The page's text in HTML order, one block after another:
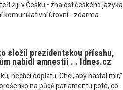
žijí v Česku • znalost českého jazyka
komunikativní úrovni... zdarma
složil prezidentskou přísahu,
nabídl amnestii ... Idnes.cz
nechci odplatu. Chci, aby nastal mír,"
na půdě parlamentu poté, co